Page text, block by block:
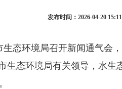
发布时间：2026-04-20
态环境局召开新闻通气会
生态环境局有关领导，水